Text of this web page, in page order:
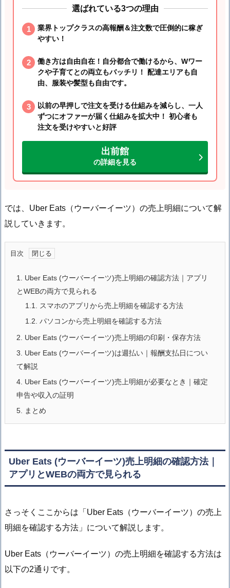
選ばれている3つの理由
業界トップクラスの高報酬＆注文数で圧倒的に稼ぎ
やすい！
働き方は自由自在！自分都合で働けるから、Wワー
クや子育てとの両立もバッチリ！ 配達エリアも自
由、服装や髪型も自由です。
以前の早押しで注文を受ける仕組みを減らし、一人
ずつにオファーが届く仕組みを拡大中！ 初心者も
注文を受けやすいと好評
出前館
の詳細を見る
では、Uber Eats（ウーバーイーツ）の売上明細について解
説していきます。
目次
1. Uber Eats (ウーバーイーツ)売上明細の確認方法｜アプリ
とWEBの両方で見られる
1.1. スマホのアプリから売上明細を確認する方法
1.2. パソコンから売上明細を確認する方法
2. Uber Eats (ウーバーイーツ)売上明細の印刷・保存方法
3. Uber Eats (ウーバーイーツ)は週払い｜報酬支払日につい
て解説
4. Uber Eats (ウーバーイーツ)売上明細が必要なとき｜確定
申告や収入の証明
5. まとめ
Uber Eats (ウーバーイーツ)売上明細の確認方法｜
アプリとWEBの両方で見られる
さっそくここからは「Uber Eats（ウーバーイーツ）の売上
明細を確認する方法」について解説します。
Uber Eats（ウーバーイーツ）の売上明細を確認する方法は
以下の2通りです。